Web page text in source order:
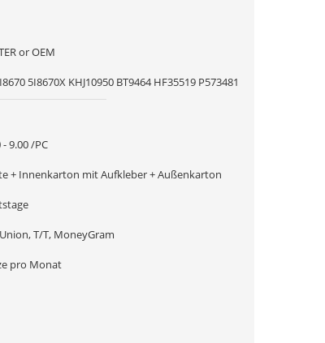
or OEM
5I8670X KHJ10950 BT9464 HF35519 P573481
- 9.00 /PC
+ Innenkarton mit Aufkleber + Außenkarton
T/T, MoneyGram
pro Monat